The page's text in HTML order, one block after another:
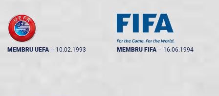
MEMBRU UEFA -- 10.02.1993 MEMBRU FIFA -- 16.06.1994